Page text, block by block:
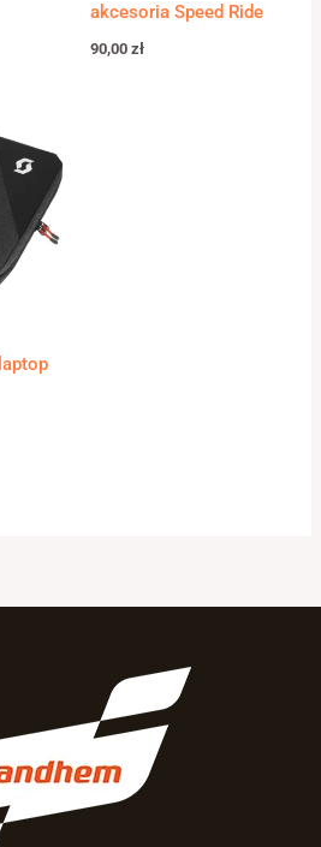
akcesoria Speed Ride
90,00 zł